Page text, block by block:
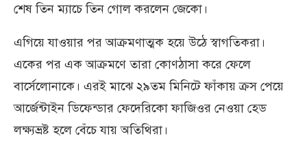
শেষ তিন ম্যাচে তিন গোল করলেন জেকো।
এগিয়ে যাওয়ার পর আক্রমণাত্মক হয়ে উঠে স্বাগতিকরা।
একের পর এক আক্রমণে তারা কোণঠাসা করে ফেলে
বার্সেলোনাকে। এরই মাঝে ২৯তম মিনিটে ফাঁকায় ক্রস পেয়ে
আর্জেন্টাইন ডিফেন্ডার ফেদেরিকো ফাজিওর নেওয়া হেড
লক্ষ্যভ্রষ্ট হলে বেঁচে যায় অতিথিরা।